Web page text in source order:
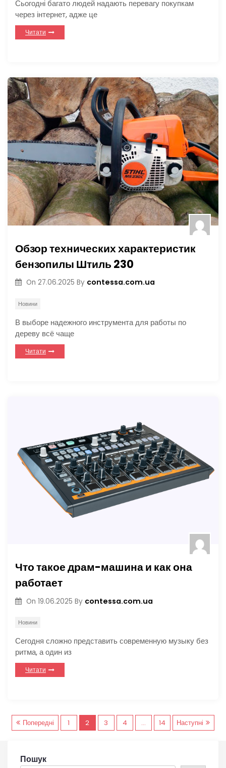
Сьогодні багато людей надають перевагу покупкам
через інтернет, адже це
Читати
Обзор технических характеристик
бензопилы Штиль 230
On 27.06.2025 By contessa.com.ua
Новини
В выборе надежного инструмента для работы по
дереву всё чаще
Читати
Что такое драм-машина и как она
работает
On 19.06.2025 By contessa.com.ua
Новини
Сегодня сложно представить современную музыку без
ритма, а один из
Читати
Н
Попередні 1 2 3 4 … 14 Наступні
Пошук